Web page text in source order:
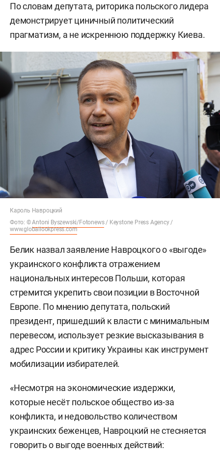
По словам депутата, риторика польского лидера
демонстрирует циничный политический
прагматизм, а не искреннюю поддержку Киева.
Кароль Навроцкий
Фото: ©Antoni Byszewski/Fotonews/ Keystone Press Agency /
www.globallookpress.com
Белик назвал заявление Навроцкого о «выгоде»
украинского конфликта отражением
национальных интересов Польши, которая
стремится укрепить свои позиции в Восточной
Европе. По мнению депутата, польский
президент, пришедший к власти с минимальным
перевесом, использует резкие высказывания в
адрес России и критику Украины как инструмент
мобилизации избирателей.
«Несмотря на экономические издержки,
которые несёт польское общество из-за
конфликта, и недовольство количеством
украинских беженцев, Навроцкий не стесняется
говорить о выгоде военных действий: